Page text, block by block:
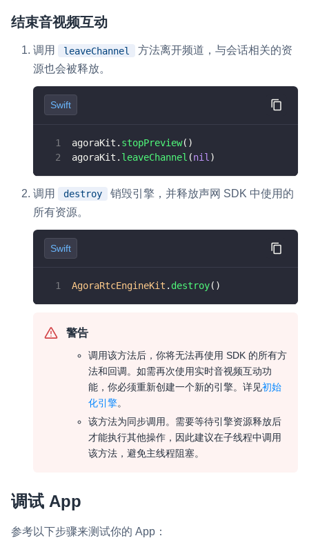
结束音视频互动
调用 leaveChannel
方法离开频道，与会话相关的资
源也会被释放。
Swift
agoraKit . stopPreview( )
agoraKit . leaveChannel (nil )
调用 destroy
销毁引擎，并释放声网 SDK 中使用的
所有资源。
Swift
AgoraRtcEngineKit . destroy( )
警告
调用该方法后，你将无法再使用 SDK 的所有方
法和回调。如需再次使用实时音视频互动功
能，你必须重新创建一个新的引擎。详见初始
化引擎。
该方法为同步调用。需要等待引擎资源释放后
才能执行其他操作，因此建议在子线程中调用
该方法，避免主线程阻塞。
调试 App
参考以下步骤来测试你的 App：